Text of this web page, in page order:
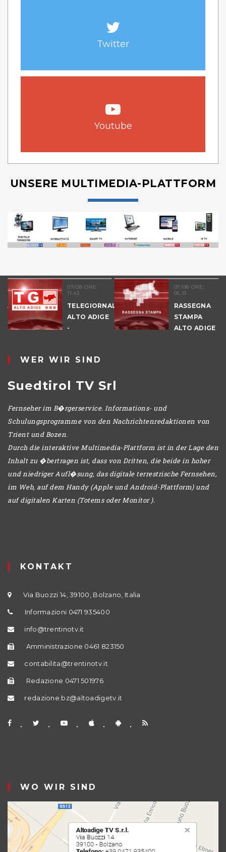
Twitter
Youtube
UNSERE MULTIMEDIA-PLATTFORM
07/08 ORE:
11.43
TELEGIORNALE
ALTO ADIGE
-
07/08 ORE:
05.13
RASSEGNA
STAMPA
ALTO ADIGE
WER WIR SIND
Suedtirol TV Srl
Fernseher im B�rgerservice. Informations- und
Schulungsprogramme von den Nachrichtenredaktionen von
Trient und Bozen.
Durch die interaktive Multimedia-Plattform ist in der Lage den
Inhalt zu �bertragen ist, dass von Dritten, die beide in hoher
und niedriger Aufl�sung, das digitale terrestrische Fernsehen,
im Web, auf dem Handy (Apple und Android-Plattform) und
auf digitalen Karten (Totems oder Monitor ).
KONTAKT
Via Buozzi 14, 39100, Bolzano, Italia
Informazioni 0471 935400
info@trentinotv.it
Amministrazione 0461 823150
contabilita@trentinotv.it
Redazione 0471 501976
redazione.bz@altoadigetv.it
WO WIR SIND